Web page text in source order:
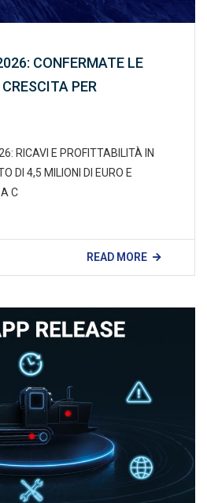
CONFERMATE LE
PER
RICAVI E PROFITTABILITÀ IN
DI 4,5 MILIONI DI EURO E
C
READ MORE